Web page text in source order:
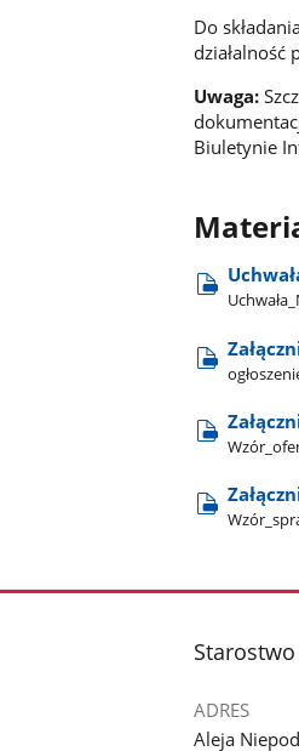
Do
działalność
Uwaga:
Biuletynie
stopka
ADRES
Aleja